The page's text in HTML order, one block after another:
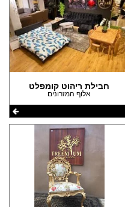
חבילת ריהוט קומפלט
אלוף המזרונים